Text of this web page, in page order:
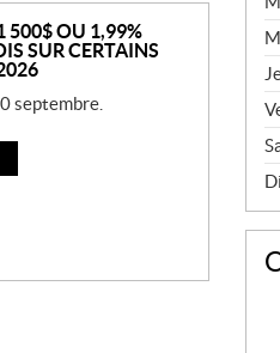
500$ OU 1,99%
SUR CERTAINS
septembre.
É
R
A
L